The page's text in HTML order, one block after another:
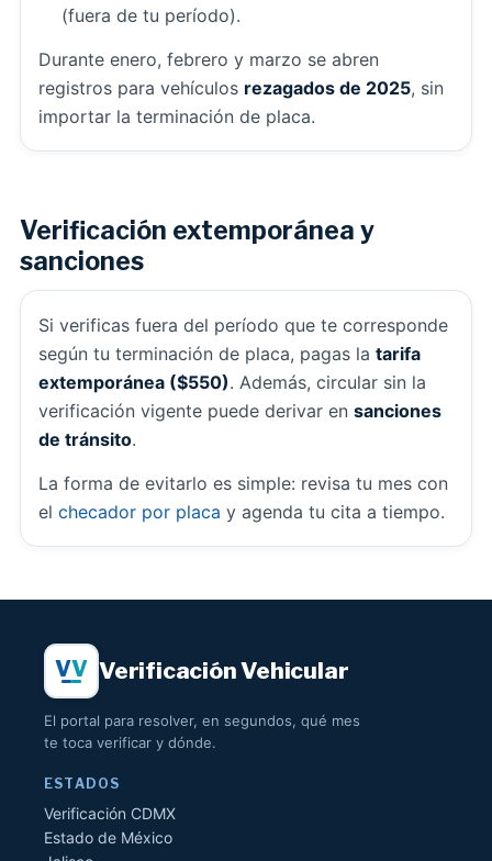
(fuera de tu período).
Durante enero, febrero y marzo se abren
registros para vehículos rezagados de 2025, sin
importar la terminación de placa.
Verificación extemporánea y
sanciones
Si verificas fuera del período que te corresponde
según tu terminación de placa, pagas la tarifa
extemporánea ($550). Además, circular sin la
verificación vigente puede derivar en sanciones
de tránsito.
La forma de evitarlo es simple: revisa tu mes con
el checador por placa y agenda tu cita a tiempo.
VV VerificaciónVehicular
El portal para resolver, en segundos, qué mes
te toca verificar y dónde.
ESTADOS
Verificación CDMX
Estado de México